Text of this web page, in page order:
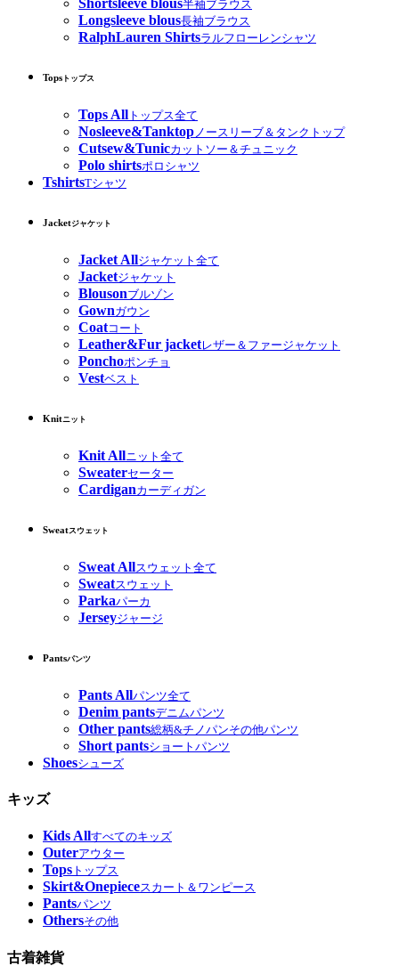
Shortsleeve blous半袖ブラウス
Longsleeve blous長袖ブラウス
RalphLauren Shirtsラルフローレンシャツ
Tops トップス
Tops All トップス全て
Nosleeve&Tanktop ノースリーブ＆タンクトップ
Cutsew&Tunicカットソー＆チュニック
Polo shirtsポロシャツ
TshirtsTシャツ
Jacketジャケット
Jacket Allジャケット全て
Jacketジャケット
Blousonブルゾン
Gownガウン
Coatコート
Leather&Fur jacketレザー＆ファージャケット
Ponchoポンチョ
Vestベスト
Knitニット
Knit Allニット全て
Sweaterセーター
Cardiganカーディガン
Sweatスウェット
Sweat Allスウェット全て
Sweatスウェット
Parkaパーカ
Jerseyジャージ
Pantsパンツ
Pants Allパンツ全て
Denim pantsデニムパンツ
Other pants総柄&チノパンその他パンツ
Short pantsショートパンツ
Shoesシューズ
キッズ
Kids Allすべてのキッズ
Outerアウター
Tops トップス
Skirt&Onepieceスカート＆ワンピース
Pantsパンツ
Othersその他
古着雑貨